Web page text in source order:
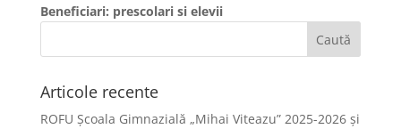
Beneficiari: prescolari si elevii
Articole recente
ROFU Școala Gimnazială „Mihai Viteazu” 2025-2026 și